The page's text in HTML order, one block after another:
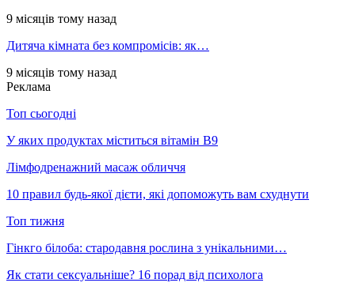
9 місяців тому назад
Дитяча кімната без компромісів: як…
9 місяців тому назад
Реклама
Топ сьогодні
У яких продуктах міститься вітамін В9
Лімфодренажний масаж обличчя
10 правил будь-якої дієти, які допоможуть вам схуднути
Топ тижня
Гінкго білоба: стародавня рослина з унікальними…
Як стати сексуальніше? 16 порад від психолога